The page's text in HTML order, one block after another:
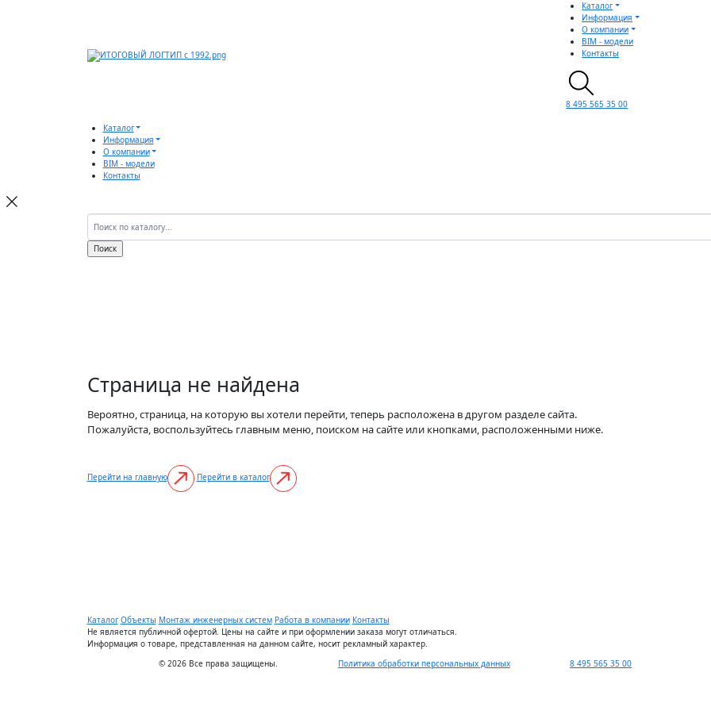
Каталог
Информация
О компании
BIM - модели
Контакты
8 495 565 35 00
Каталог
Информация
О компании
BIM - модели
Контакты
Страница не найдена
Вероятно, страница, на которую вы хотели перейти, теперь расположена в другом разделе сайта.
Пожалуйста, воспользуйтесь главным меню, поиском на сайте или кнопками, расположенными ниже.
Перейти на главную Перейти в каталог
Каталог Объекты Монтаж инженерных систем Работа в компании Контакты
Не является публичной офертой. Цены на сайте и при оформлении заказа могут отличаться.
Информация о товаре, представленная на данном сайте, носит рекламный характер.
© 2026 Все права защищены.
Политика обработки персональных данных 8 495 565 35 00